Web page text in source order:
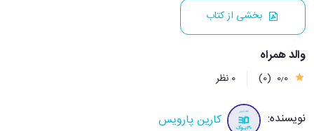
بخشی از کتاب
والد همراه
0٫0 (0) 0 نظر
نویسنده: کارین پارویس